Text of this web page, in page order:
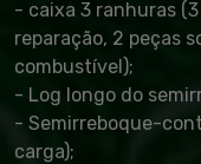
- caixa 3 ranhuras
reparação, 2 peças
combustível);
- Log longo do
- Semirreboque-
carga);